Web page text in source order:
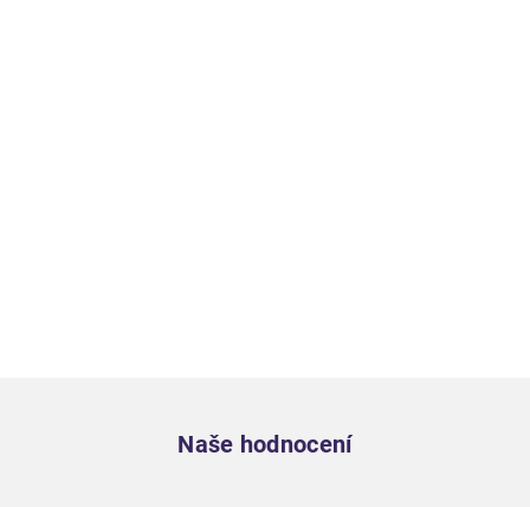
Naše hodnocení